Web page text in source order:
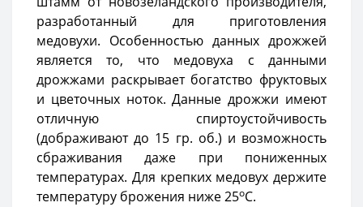
разработанный для приготовления
медовухи. Особенностью данных дрожжей
является то, что медовуха с данными
дрожжами раскрывает богатство фруктовых
и цветочных ноток. Данные дрожжи имеют
отличную спиртоустойчивость
(дображивают до 15 гр. об.) и возможность
сбраживания даже при пониженных
температурах. Для крепких медовух держите
температуру брожения ниже 25оС.